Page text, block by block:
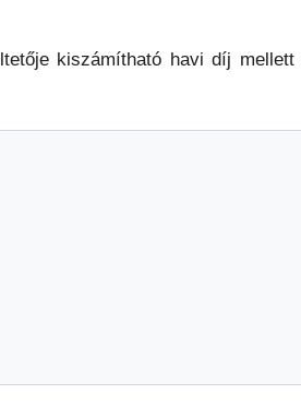
kiszámítható havi díj